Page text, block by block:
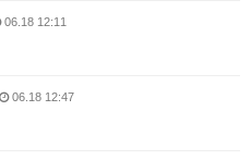
06.18 12:11
06.18 12:47